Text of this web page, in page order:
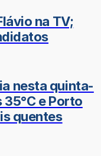
na TV;
nesta quinta-
e Porto
quentes